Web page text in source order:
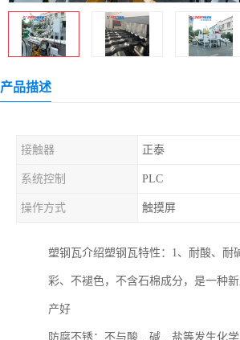
产品描述
接触器 正泰
系统控制 PLC
操作方式 触摸屏
塑钢瓦介绍塑钢瓦特性：1、耐酸、耐
彩、不褪色，不含石棉成分，是一种
产好
防腐不锈：不与酸﹑碱﹑盐等发生化